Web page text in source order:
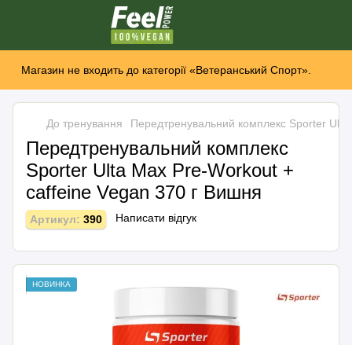
Магазин не входить до категорії «Ветеранський Спорт».
До тренування Передтренувальний комплекс Sporter
Передтренувальний комплекс
Sporter Ulta Max Pre-Workout +
сaffeine Vegan 370 г Вишня
Артикул: 390 Написати відгук
НОВИНКА